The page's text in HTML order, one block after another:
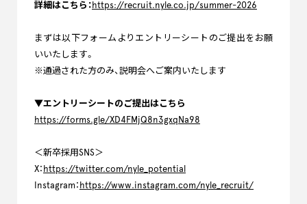
詳細はこちら： https://recruit.nyle.co.jp/summer-2026
まずは以下フォームよりエントリーシートのご提出をお願
いいたします。
※通過された方のみ、説明会へご案内いたします
▼エントリーシートのご提出はこちら
https://forms.gle/XD4FMjQ8n3gxqNa98
＜新卒採用SNS＞
X： https://twitter.com/nyle_potential
Instagram： https://www.instagram.com/nyle_recruit/